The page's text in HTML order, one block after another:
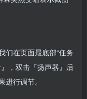
们在页面最底部“任务
，双击『扬声器』后
行调节。